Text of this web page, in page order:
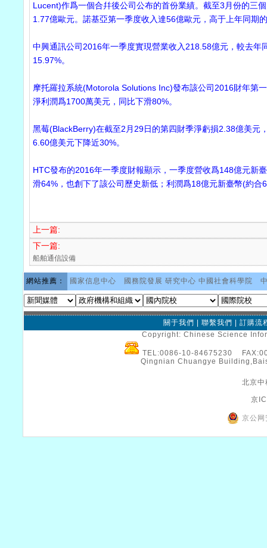
Lucent)作爲一個合幷後公司公布的首份業績。截至3月份的三
1.77億歐元。諾基亞第一季度收入達56億歐元，高于上年同期
中興通訊公司2016年一季度實現營業收入218.58億元，較去
15.97%。
摩托羅拉系統(Motorola Solutions Inc)發布該公司2016財年第
淨利潤爲1700萬美元，同比下滑80%。
黑莓(BlackBerry)在截至2月29日的第四財季淨虧損2.38億美
6.60億美元下降近30%。
HTC發布的2016年一季度財報顯示，一季度營收爲148億元新
滑64%，也創下了該公司歷史新低；利潤爲18億元新臺幣(約
上一篇:
下一篇:
船舶通信設備
網站推薦： 國家信息中心 國務院發展 研究中心 中國社會科學院
關于我們 聯繫我們
訂購流
Copyright: Chinese Science
TEL:0086-10-84675230
Qingnian Chuangye
北京中
京
京公